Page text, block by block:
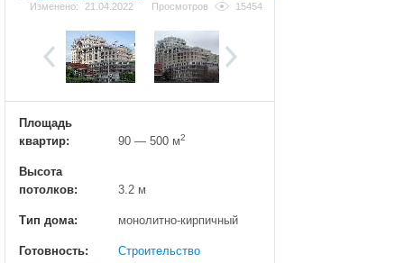
Изменено:
21.04.2022 Просмотров 15454
Площадь
квартир:
90 — 500 м2
Высота
потолков:
3.2 м
Тип дома: монолитно-кирпичный
Готовность:
Строительство